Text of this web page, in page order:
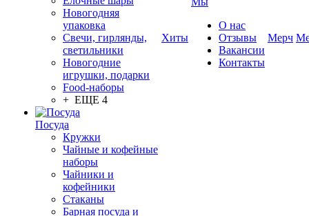
Новогодняя
упаковка
Свечи, гирлянды,
светильники
Новогодние
игрушки, подарки
Food-наборы
+ ЕЩЕ 4
Посуда
Кружки
Чайные и кофейные
наборы
Чайники и
кофейники
Стаканы
Барная посуда и
Хиты
О нас
Отзывы
Вакансии
Контакты
Мерч